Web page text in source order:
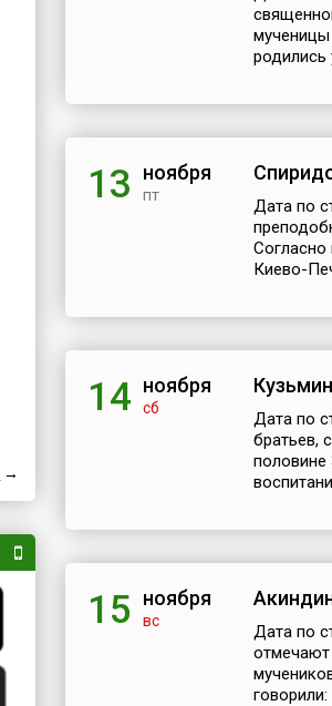
→
мученицы
родились
13 ноября
пт
Дата по
Киево-
14 ноября
сб
Дата по
братьев,
половине
15 ноября
вс
Дата по
отмечают